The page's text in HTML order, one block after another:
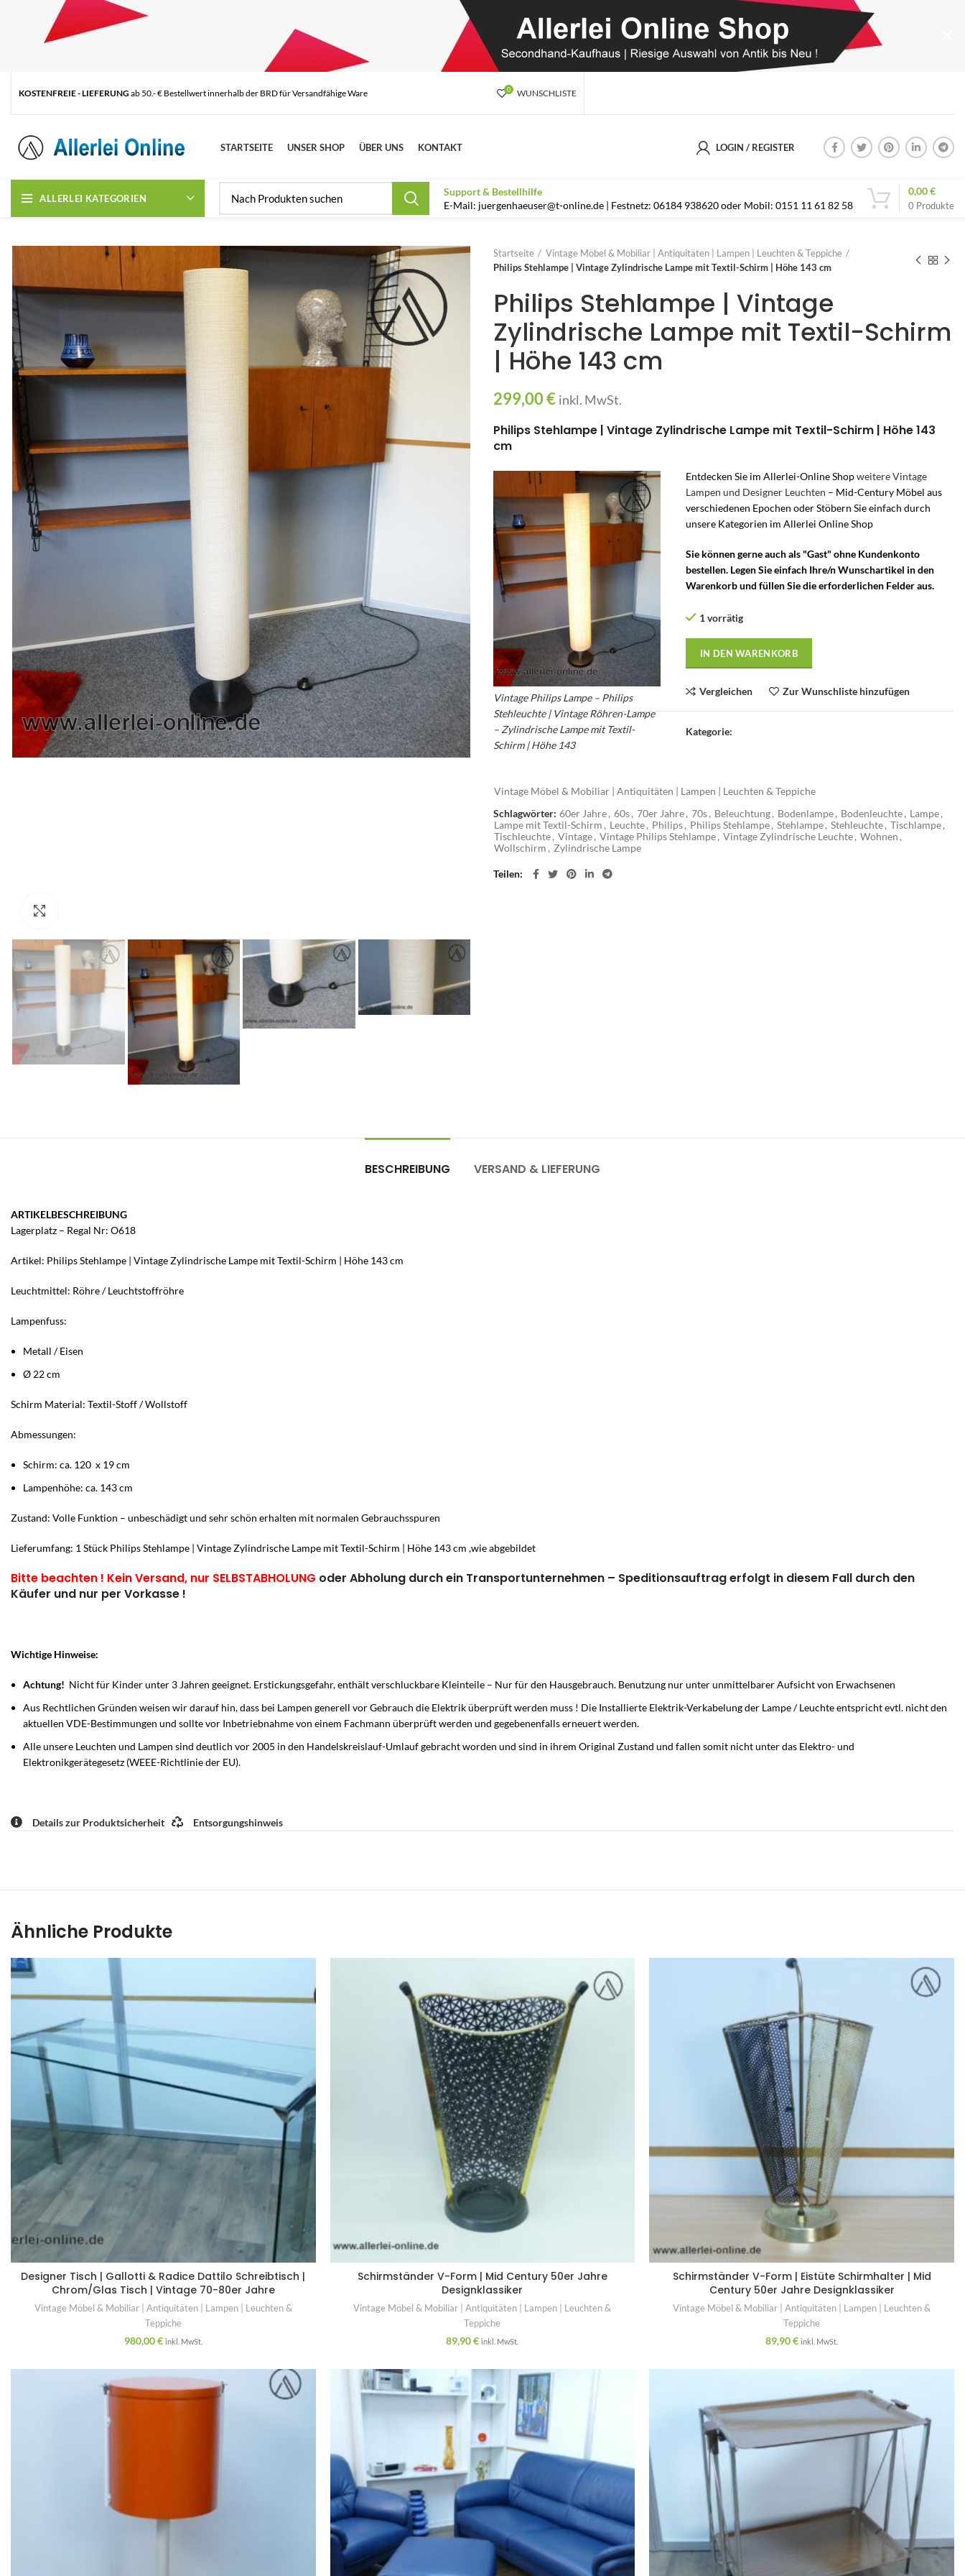
KOSTENFREIE - LIEFERUNG ab 50.- € Bestellwert innerhalb der BRD für Versandfähige Ware 0 WUNSCHLISTE
STARTSEITE UNSER SHOP ÜBER UNS KONTAKT LOGIN / REGISTER
ALLERLEI KATEGORIEN
Support & Bestellhilfe
E-Mail: juergenhaeuser@t-online.de | Festnetz: 06184 938620 oder Mobil: 0151 11 61 82 58
0 Produkte
0,00€
Startseite
Vintage Möbel & Mobiliar | Antiquitäten | Lampen | Leuchten & Teppiche
Philips Stehlampe | Vintage Zylindrische Lampe mit Textil-Schirm | Höhe 143 cm
Philips Stehlampe | Vintage
Zylindrische Lampe mit Textil-Schirm
| Höhe 143 cm
299,00€ inkl. MwSt.
Philips Stehlampe | Vintage Zylindrische Lampe mit Textil-Schirm | Höhe 143
cm
Vintage Philips Lampe – Philips
Stehleuchte | Vintage Röhren-Lampe
– Zylindrische Lampe mit Textil-
Schirm | Höhe 143
Entdecken Sie im Allerlei-Online Shopweitere Vintage
Lampen und Designer Leuchten – Mid-Century Möbel aus
verschiedenen Epochen oder Stöbern Sie einfach durch
unsere Kategorien im Allerlei Online Shop
Sie können gerne auch als "Gast" ohne Kundenkonto
bestellen. Legen Sie einfach Ihre/n Wunschartikel in den
Warenkorb und füllen Sie die erforderlichen Felder aus.
1 vorrätig
IN DEN WARENKORB
Vergleichen Zur Wunschliste hinzufügen
Kategorie:
Vintage Möbel & Mobiliar | Antiquitäten | Lampen | Leuchten & Teppiche
Schlagwörter: 60er Jahre, 60s, 70er Jahre, 70s, Beleuchtung, Bodenlampe, Bodenleuchte, Lampe,
Lampe mit Textil-Schirm , Leuchte, Philips, Philips Stehlampe, Stehlampe, Stehleuchte, Tischlampe,
Tischleuchte, Vintage, Vintage Philips Stehlampe, Vintage Zylindrische Leuchte, Wohnen ,
Wollschirm , Zylindrische Lampe
Teilen
BESCHREIBUNG VERSAND & LIEFERUNG
ARTIKELBESCHREIBUNG
Lagerplatz – Regal Nr: O618
Artikel: Philips Stehlampe | Vintage Zylindrische Lampe mit Textil-Schirm | Höhe 143 cm
Leuchtmittel: Röhre / Leuchtstoffröhre
Lampenfuss:
Metall / Eisen
Ø 22 cm
Schirm Material: Textil-Stoff / Wollstoff
Abmessungen:
Schirm: ca. 120 x 19 cm
Lampenhöhe: ca. 143 cm
Zustand: Volle Funktion – unbeschädigt und sehr schön erhalten mit normalen Gebrauchsspuren
Lieferumfang: 1 Stück Philips Stehlampe | Vintage Zylindrische Lampe mit Textil-Schirm | Höhe 143 cm ,wie abgebildet
Bitte beachten ! Kein Versand, nur SELBSTABHOLUNG oder Abholung durch ein Transportunternehmen – Speditionsauftrag erfolgt in diesem Fall durch den
Käufer und nur per Vorkasse !
Wichtige Hinweise:
Achtung! Nicht für Kinder unter 3 Jahren geeignet. Erstickungsgefahr, enthält verschluckbare Kleinteile – Nur für den Hausgebrauch. Benutzung nur unter unmittelbarer Aufsicht von Erwachsenen
Aus Rechtlichen Gründen weisen wir darauf hin, dass bei Lampen generell vor Gebrauch die Elektrik überprüft werden muss ! Die Installierte Elektrik-Verkabelung der Lampe / Leuchte entspricht evtl. nicht den
aktuellen VDE-Bestimmungen und sollte vor Inbetriebnahme von einem Fachmann überprüft werden und gegebenenfalls erneuert werden.
Alle unsere Leuchten und Lampen sind deutlich vor 2005 in den Handelskreislauf-Umlauf gebracht worden und sind in ihrem Original Zustand und fallen somit nicht unter das Elektro- und
Elektronikgerätegesetz (WEEE-Richtlinie der EU).
Details zur Produktsicherheit Entsorgungshinweis
Ähnliche Produkte
Designer Tisch | Gallotti & Radice Dattilo Schreibtisch |
Chrom/Glas Tisch | Vintage 70-80er Jahre
Vintage Möbel & Mobiliar | Antiquitäten | Lampen | Leuchten &
Teppiche
980,00€ inkl. MwSt.
Schirmständer V-Form | Mid Century 50er Jahre
Designklassiker
Vintage Möbel & Mobiliar | Antiquitäten | Lampen | Leuchten &
Teppiche
89,90€ inkl. MwSt.
Schirmständer V-Form | Eistüte Schirmhalter | Mid
Century 50er Jahre Designklassiker
Vintage Möbel & Mobiliar | Antiquitäten | Lampen | Leuchten &
Teppiche
89,90€ inkl. MwSt.